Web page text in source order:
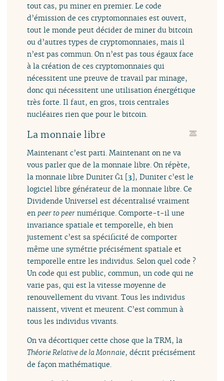
tout cas, pu miner en premier. Le code
d’émission de ces cryptomonnaies est ouvert,
tout le monde peut décider de miner du bitcoin
ou d’autres types de cryptomonnaies, mais il
n’est pas commun. On n’est pas tous égaux face
à la création de ces cryptomonnaies qui
nécessitent une preuve de travail par minage,
donc qui nécessitent une utilisation énergétique
très forte. Il faut, en gros, trois centrales
nucléaires rien que pour le bitcoin.
La monnaie libre
Maintenant c’est parti. Maintenant on ne va
vous parler que de la monnaie libre. On répète,
la monnaie libre Duniter Ğ1 [3], Duniter c’est le
logiciel libre générateur de la monnaie libre. Ce
Dividende Universel est décentralisé vraiment
en peer to peer numérique. Comporte-t-il une
invariance spatiale et temporelle, eh bien
justement c’est sa spécificité de comporter
même une symétrie précisément spatiale et
temporelle entre les individus. Selon quel code ?
Un code qui est public, commun, un code qui ne
varie pas, qui est la vitesse moyenne de
renouvellement du vivant. Tous les individus
naissent, vivent et meurent. C’est commun à
tous les individus vivants.
On va décortiquer cette chose que la TRM, la
Théorie Relative de la Monnaie, décrit précisément
de façon mathématique.